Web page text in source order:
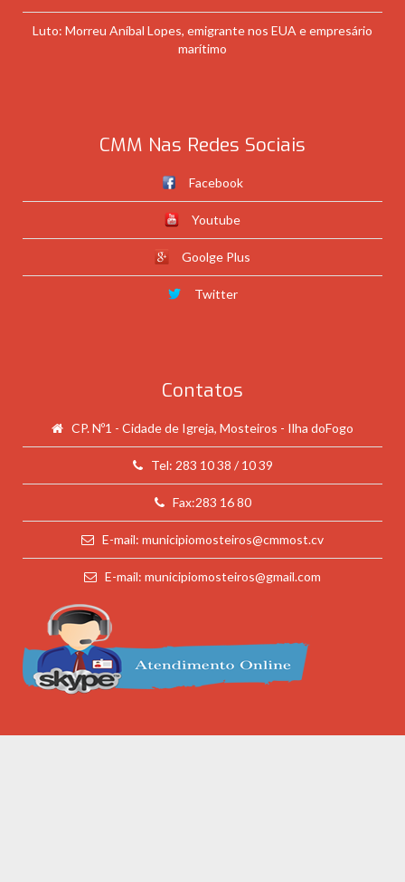
Luto: Morreu Aníbal Lopes, emigrante nos EUA e empresário
marítimo
CMM Nas Redes Sociais
Facebook
Youtube
Goolge Plus
Twitter
Contatos
CP. Nº1 - Cidade de Igreja, Mosteiros - Ilha doFogo
Tel: 283 10 38 / 10 39
Fax:283 16 80
E-mail: municipiomosteiros@cmmost.cv
E-mail: municipiomosteiros@gmail.com